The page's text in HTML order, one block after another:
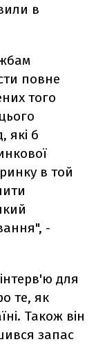
в
повне
того
які б
в той
-
для
те, як
Також він
запас